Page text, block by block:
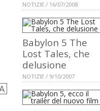
NOTIZIE / 16/07/2008
Babylon 5 The
Lost Tales, che
delusione
NOTIZIE / 9/10/2007